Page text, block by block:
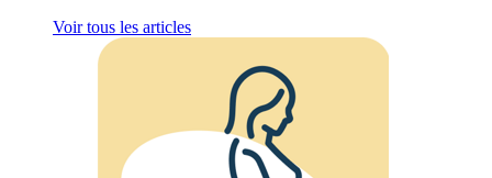
Voir tous les articles